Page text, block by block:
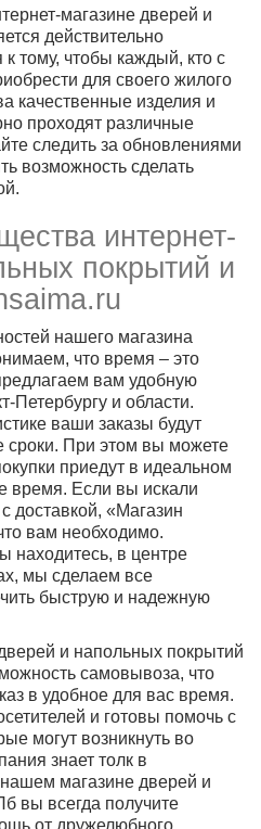
магазине дверей и
действительно
тому, чтобы каждый, кто с
для своего жилого
качественные изделия и
проходят различные
следить за обновлениями
возможность сделать
интернет-
покрытий и
нашего магазина
что время – это
вам удобную
Петербургу и области.
ваши заказы будут
сроки. При этом вы можете
приедут в идеальном
время. Если вы искали
доставкой, «Магазин
вам необходимо.
находитесь, в центре
мы сделаем все
быструю и надежную
и напольных покрытий
самовывоза, что
в удобное для вас время.
и готовы помочь с
могут возникнуть во
знает толк в
магазине дверей и
вы всегда получите
от дружелюбного